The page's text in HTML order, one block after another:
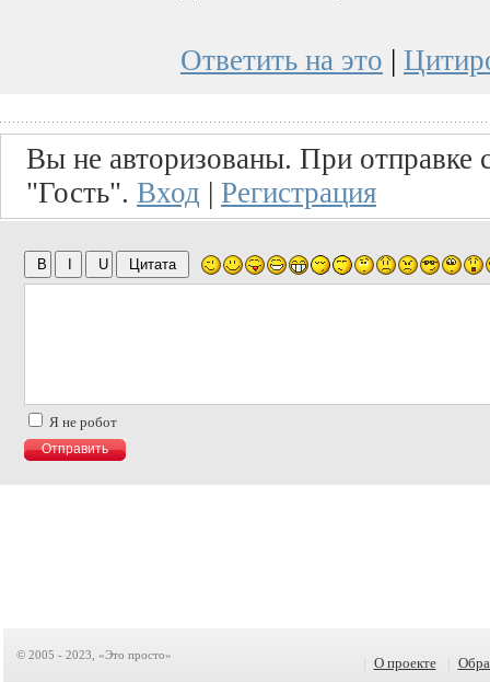
Ответить на это |
Вы не авторизованы. При отправке
"Гость". Вход | Регистрация
Я не робот
© 2005 - 2023, «Это просто» О проекте